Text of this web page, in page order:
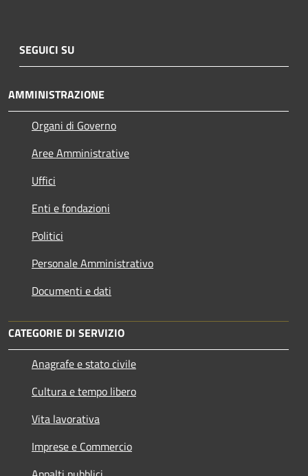
SEGUICI SU
AMMINISTRAZIONE
Organi di Governo
Aree Amministrative
Uffici
Enti e fondazioni
Politici
Personale Amministrativo
Documenti e dati
CATEGORIE DI SERVIZIO
Anagrafe e stato civile
Cultura e tempo libero
Vita lavorativa
Imprese e Commercio